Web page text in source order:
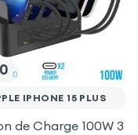
IPHONE 15 PLUS
de Charge 100W 3